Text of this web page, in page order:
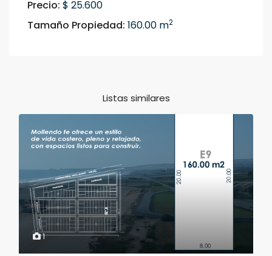
Precio: $ 25.600
Tamaño Propiedad: 160.00 m2
Listas similares
1